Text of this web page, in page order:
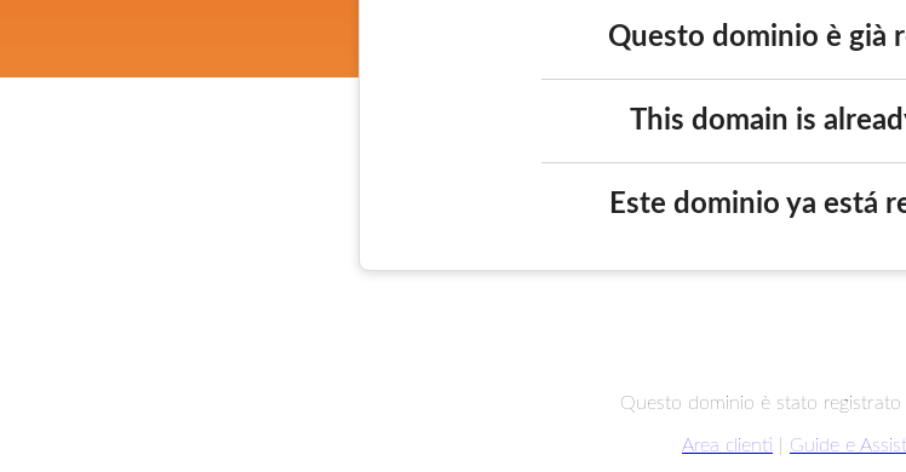
Questo dominio è già
This domain is
Este dominio ya está
Questo dominio è stato registrato
Area clienti Guide e